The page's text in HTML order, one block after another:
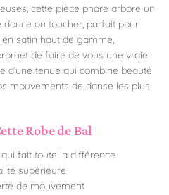
cette pièce phare arbore un
au toucher, parfait pour
satin haut de gamme,
de faire de vous une vraie
d’une tenue qui combine beauté
mouvements de danse les plus
Robe de Bal
fait toute la différence
supérieure
de mouvement